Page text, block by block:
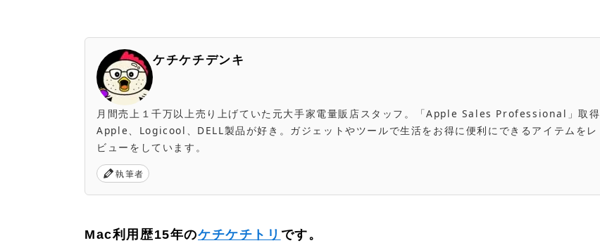
ケチケチデンキ
月間売上１千万以上売り上げていた元大手家電量販店スタッフ。「Apple Sales Professional」取得
Apple、Logicool、DELL製品が好き。ガジェットやツールで生活をお得に便利にできるアイテムをレ
ビューをしています。
執筆者
Mac利用歴15年のケチケチトリ です。